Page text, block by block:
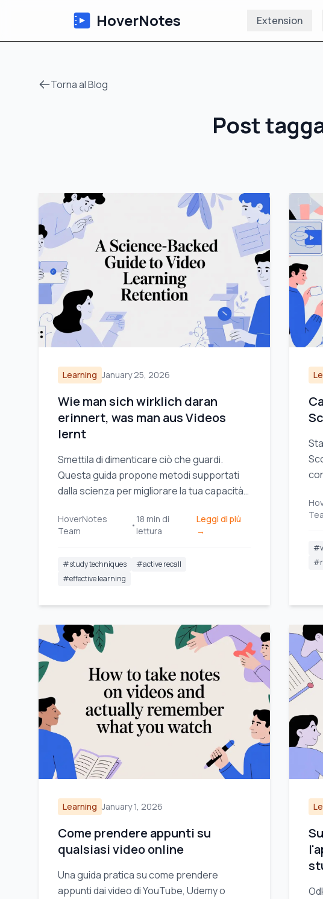
HoverNotes Extension
Torna al Blog
Post
Learning January 25, 2026
Wie man sich wirklich daran
erinnert, was man aus Videos
lernt
Smettila di dimenticare ciò che guardi.
Questa guida propone metodi supportati
dalla scienza per migliorare la tua capacità
l'apprendimento video, utilizzando il
richiamo attivo e tecniche di presa di
HoverNotes
Team
•
18 min di
lettura
Leggi di più
→
#study techniques #active recall
#effective learning
#
#
Learning January 1, 2026
Come prendere appunti su
qualsiasi video online
Una guida pratica su come prendere
appunti dai video di YouTube, Udemy o